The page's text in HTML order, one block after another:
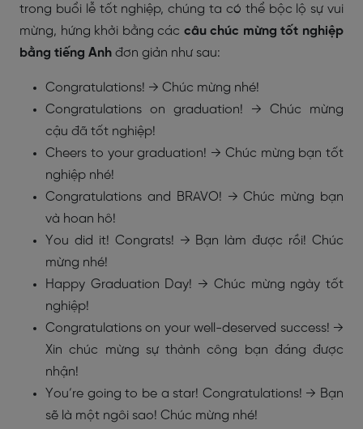
trong buổi lễ tốt nghiệp, chúng ta có thể bộc lộ sự vui
mừng, hứng khởi bằng các câu chúc mừng tốt nghiệp
bằng tiếng Anh đơn giản như sau:
Congratulations! → Chúc mừng nhé!
Congratulations on graduation! → Chúc mừng
cậu đã tốt nghiệp!
Cheers to your graduation! → Chúc mừng bạn tốt
nghiệp nhé!
Congratulations and BRAVO! → Chúc mừng bạn
và hoan hô!
You did it! Congrats! → Bạn làm được rồi! Chúc
mừng nhé!
Happy Graduation Day! → Chúc mừng ngày tốt
nghiệp!
Congratulations on your well-deserved success! →
Xin chúc mừng sự thành công bạn đáng được
nhận!
You’re going to be a star! Congratulations! → Bạn
sẽ là một ngôi sao! Chúc mừng nhé!